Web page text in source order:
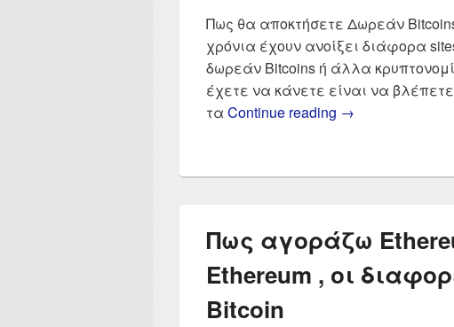
Πως θα αποκτήσετε Δωρεάν
χρόνια έχουν ανοίξει διάφορα
δωρεάν Bitcoins ή άλλα
έχετε να κάνετε είναι να
τα Continue reading Δωρεάν Bitcoins
→
Πως αγοράζω
Ethereum , οι
Bitcoin